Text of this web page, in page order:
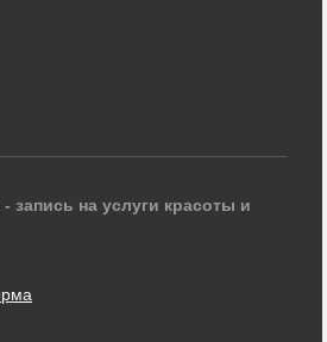
запись на услуги красоты и